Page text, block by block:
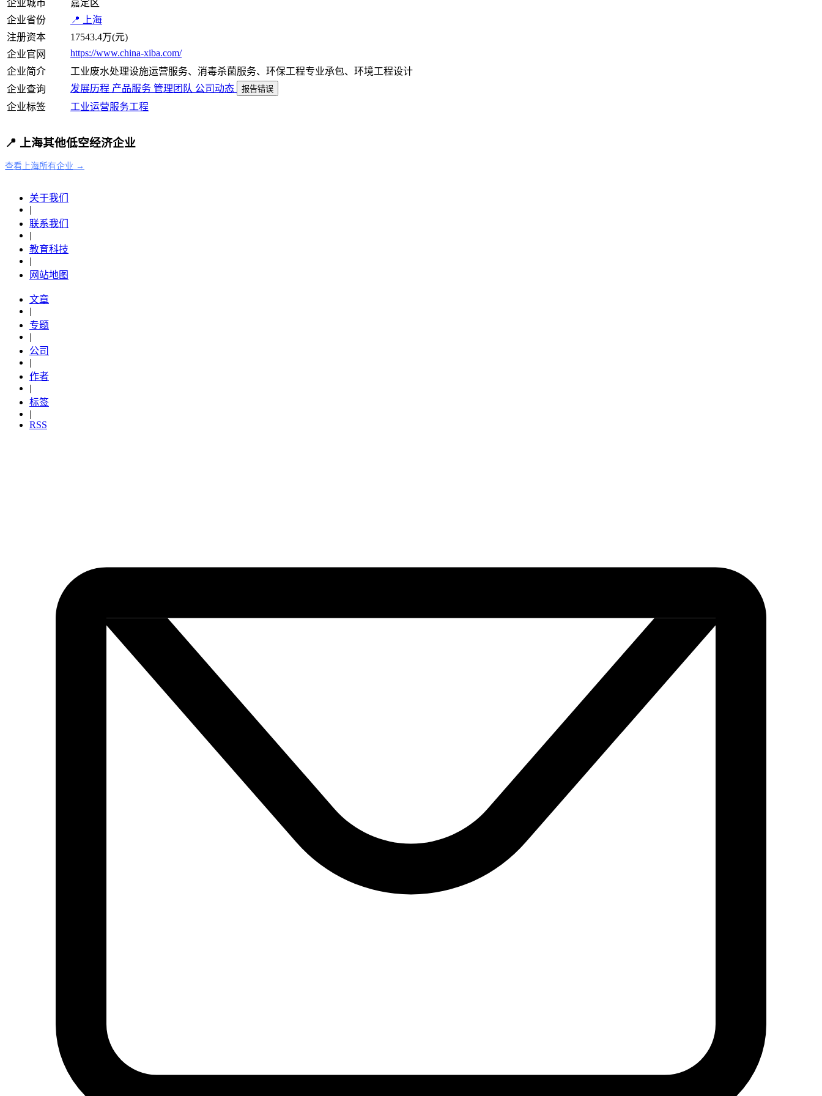
企业城市
嘉定区
企业省份
📍 上海
注册资本
17543.4万(元)
企业官网
https://www.china-xiba.com/
企业简介
工业废水处理设施运营服务、消毒杀菌服务、环保工程专业承包、环境工程设计
企业查询
发展历程 产品服务 管理团队 公司动态 报告错误
企业标签 工业运营服务工程
📍 上海其他低空经济企业
查看上海所有企业 →
关于我们
|
联系我们
|
教育科技
|
网站地图
文章
|
专题
|
公司
|
作者
|
标签
|
RSS